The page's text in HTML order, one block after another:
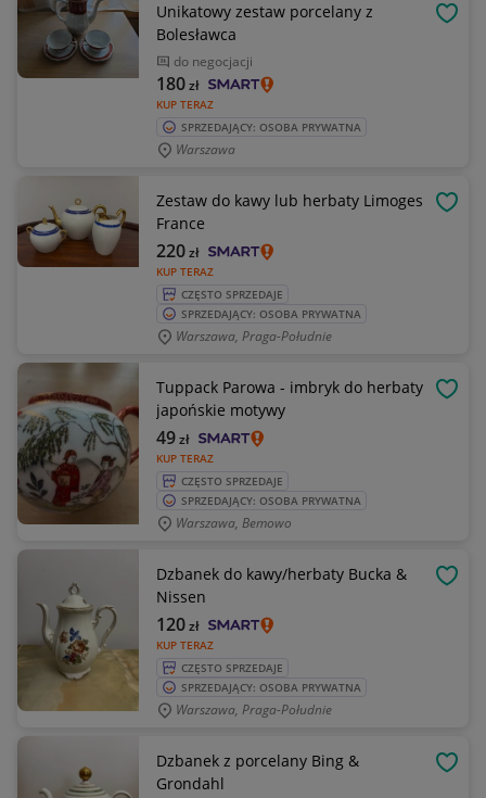
Unikatowy zestaw porcelany z
Bolesławca
do negocjacji
KUP TERAZ
180zł
SPRZEDAJĄCY: OSOBA PRYWATNA
Warszawa
Zestaw do kawy lub herbaty Limoges
France
KUP TERAZ
220zł
CZĘSTO SPRZEDAJE
SPRZEDAJĄCY: OSOBA PRYWATNA
Warszawa, Praga-Południe
Tuppack Parowa - imbryk do herbaty
japońskie motywy
KUP TERAZ
49zł
CZĘSTO SPRZEDAJE
SPRZEDAJĄCY: OSOBA PRYWATNA
Warszawa, Bemowo
Dzbanek do kawy/herbaty Bucka &
Nissen
KUP TERAZ
120zł
CZĘSTO SPRZEDAJE
SPRZEDAJĄCY: OSOBA PRYWATNA
Warszawa, Praga-Południe
Dzbanek z porcelany Bing &
Grondahl